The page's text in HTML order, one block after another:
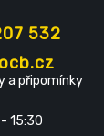
532
a připomínky
15:30